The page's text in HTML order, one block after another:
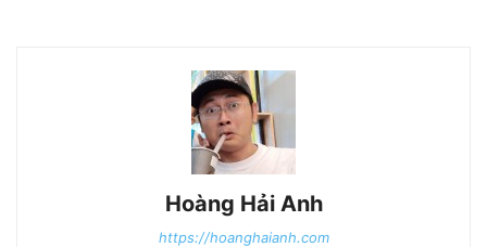
Hoàng Hải Anh
https://hoanghaianh.com